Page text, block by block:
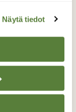
Näytä tiedot
2.6.2024